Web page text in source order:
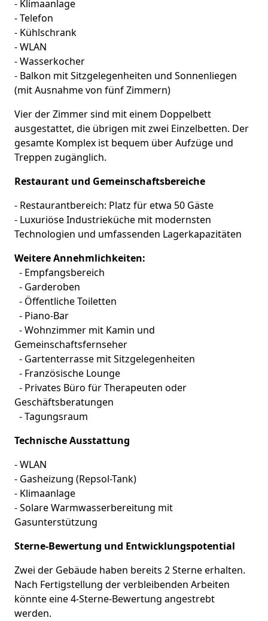
- Klimaanlage
- Telefon
- Kühlschrank
- WLAN
- Wasserkocher
- Balkon mit Sitzgelegenheiten und Sonnenliegen
(mit Ausnahme von fünf Zimmern)
Vier der Zimmer sind mit einem Doppelbett
ausgestattet, die übrigen mit zwei Einzelbetten. Der
gesamte Komplex ist bequem über Aufzüge und
Treppen zugänglich.
Restaurant und Gemeinschaftsbereiche
- Restaurantbereich: Platz für etwa 50 Gäste
- Luxuriöse Industrieküche mit modernsten
Technologien und umfassenden Lagerkapazitäten
Weitere Annehmlichkeiten:
- Empfangsbereich
- Garderoben
- Öffentliche Toiletten
- Piano-Bar
- Wohnzimmer mit Kamin und
Gemeinschaftsfernseher
- Gartenterrasse mit Sitzgelegenheiten
- Französische Lounge
- Privates Büro für Therapeuten oder
Geschäftsberatungen
- Tagungsraum
Technische Ausstattung
- WLAN
- Gasheizung (Repsol-Tank)
- Klimaanlage
- Solare Warmwasserbereitung mit
Gasunterstützung
Sterne-Bewertung und Entwicklungspotential
Zwei der Gebäude haben bereits 2 Sterne erhalten.
Nach Fertigstellung der verbleibenden Arbeiten
könnte eine 4-Sterne-Bewertung angestrebt
werden.